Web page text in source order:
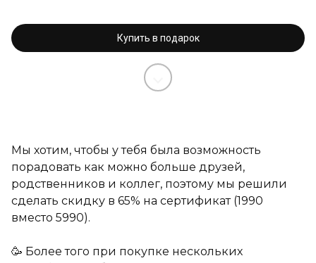
Купить в подарок
Мы хотим, чтобы у тебя была возможность
порадовать как можно больше друзей,
родственников и коллег, поэтому мы решили
сделать скидку в 65% на сертификат (1990
вместо 5990).
🥳 Более того при покупке нескольких